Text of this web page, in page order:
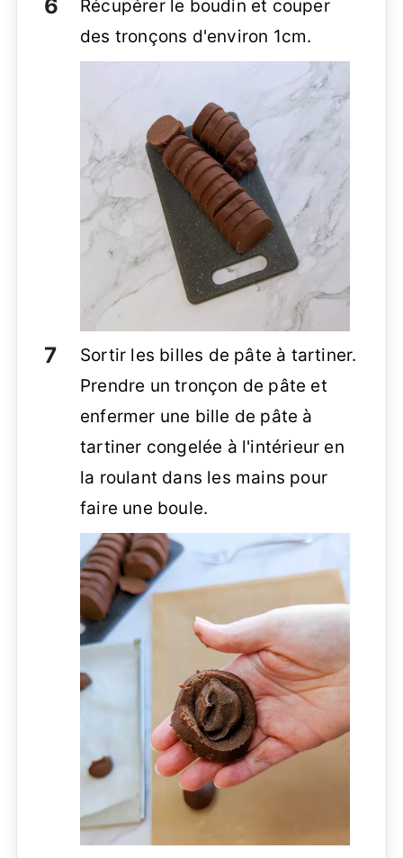
Récupérer le boudin et couper
des tronçons d'environ 1cm.
Sortir les billes de pâte à tartiner.
Prendre un tronçon de pâte et
enfermer une bille de pâte à
tartiner congelée à l'intérieur en
la roulant dans les mains pour
faire une boule.